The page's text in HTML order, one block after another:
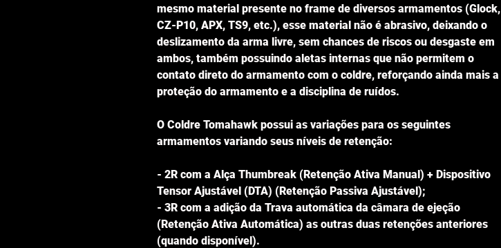
mesmo material presente no frame de diversos armamentos (Glock,
CZ-P10, APX, TS9, etc.), esse material não é abrasivo, deixando o
deslizamento da arma livre, sem chances de riscos ou desgaste em
ambos, também possuindo aletas internas que não permitem o
contato direto do armamento com o coldre, reforçando ainda mais a
proteção do armamento e a disciplina de ruídos.
O Coldre Tomahawk possui as variações para os seguintes
armamentos variando seus níveis de retenção:
- 2R com a Alça Thumbreak (Retenção Ativa Manual) + Dispositivo
Tensor Ajustável (DTA) (Retenção Passiva Ajustável);
- 3R com a adição da Trava automática da câmara de ejeção
(Retenção Ativa Automática) as outras duas retenções anteriores
(quando disponível).